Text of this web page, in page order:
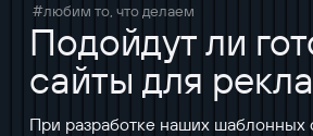
#любим то, что делаем
Подойдут ли
сайты для
При разработке наших шаблонных